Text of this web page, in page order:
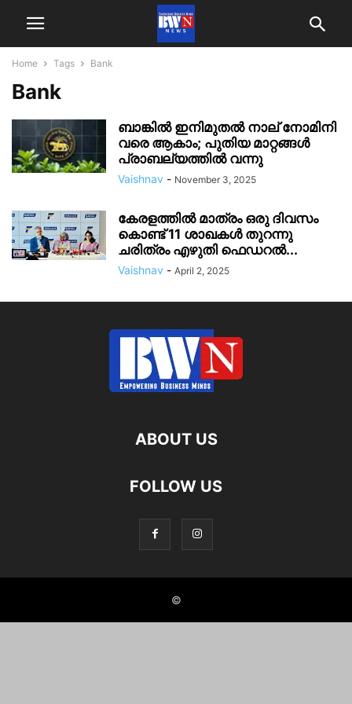
Home Tags Bank
Bank
ബാങ്കിൽ ഇനിമുതൽ നാല് നോമിനി
വരെ ആകാം; പുതിയ മാറ്റങ്ങൾ
പ്രാബല്യത്തിൽ വന്നു
Vaishnav - November 3, 2025
കേരളത്തിൽ മാത്രം ഒരു ദിവസം
കൊണ്ട് 11 ശാഖകൾ തുറന്നു
ചരിത്രം എഴുതി ഫെഡറൽ...
Vaishnav - April 2, 2025
ABOUT US
FOLLOW US
©